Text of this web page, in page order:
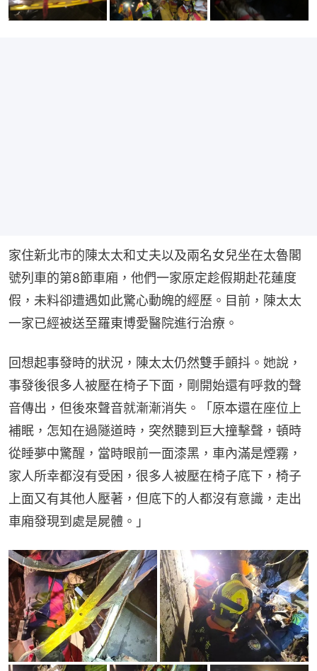
家住新北市的陳太太和丈夫以及兩名女兒坐在太魯閣
號列車的第8節車廂，他們一家原定趁假期赴花蓮度
假，未料卻遭遇如此驚心動魄的經歷。目前，陳太太
一家已經被送至羅東博愛醫院進行治療。
回想起事發時的狀況，陳太太仍然雙手顫抖。她說，
事發後很多人被壓在椅子下面，剛開始還有呼救的聲
音傳出，但後來聲音就漸漸消失。「原本還在座位上
補眠，怎知在過隧道時，突然聽到巨大撞擊聲，頓時
從睡夢中驚醒，當時眼前一面漆黑，車內滿是煙霧，
家人所幸都沒有受困，很多人被壓在椅子底下，椅子
上面又有其他人壓著，但底下的人都沒有意識，走出
車廂發現到處是屍體。」